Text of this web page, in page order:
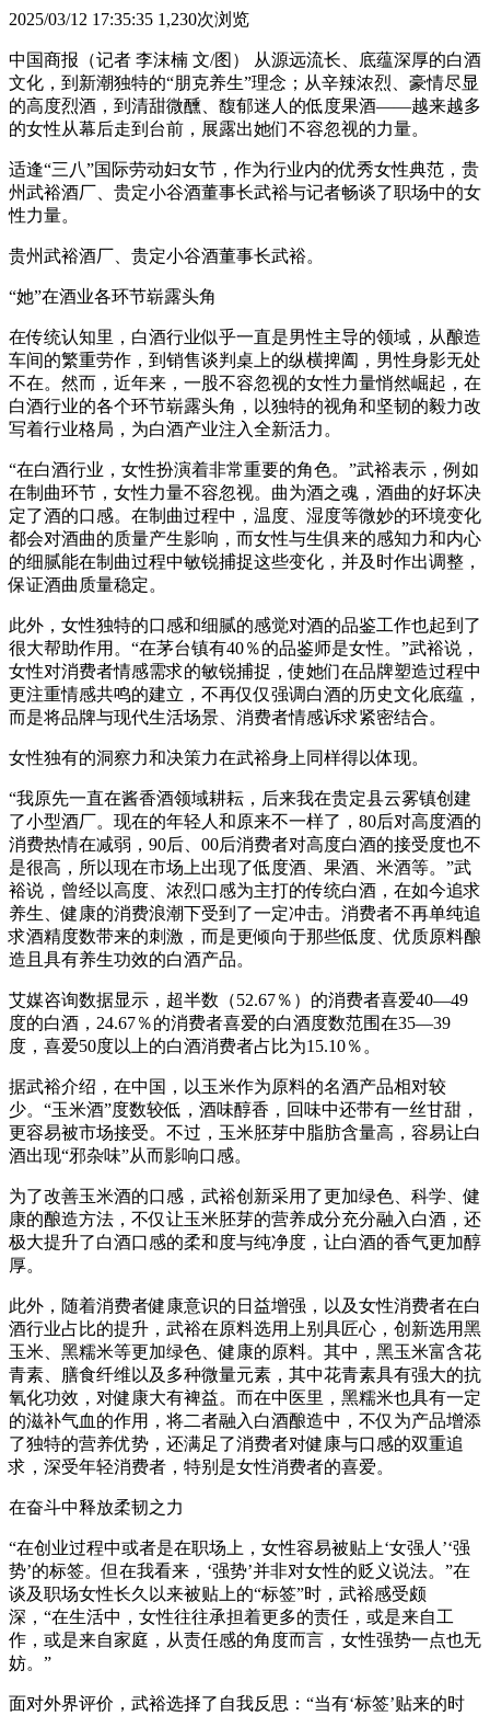
2025/03/12 17:35:35 1,230次浏览
中国商报（记者 李沫楠 文/图） 从源远流长、底蕴深厚的白酒
文化，到新潮独特的“朋克养生”理念；从辛辣浓烈、豪情尽显
的高度烈酒，到清甜微醺、馥郁迷人的低度果酒——越来越多
的女性从幕后走到台前，展露出她们不容忽视的力量。
适逢“三八”国际劳动妇女节，作为行业内的优秀女性典范，贵
州武裕酒厂、贵定小谷酒董事长武裕与记者畅谈了职场中的女
性力量。
贵州武裕酒厂、贵定小谷酒董事长武裕。
“她”在酒业各环节崭露头角
在传统认知里，白酒行业似乎一直是男性主导的领域，从酿造
车间的繁重劳作，到销售谈判桌上的纵横捭阖，男性身影无处
不在。然而，近年来，一股不容忽视的女性力量悄然崛起，在
白酒行业的各个环节崭露头角，以独特的视角和坚韧的毅力改
写着行业格局，为白酒产业注入全新活力。
“在白酒行业，女性扮演着非常重要的角色。”武裕表示，例如
在制曲环节，女性力量不容忽视。曲为酒之魂，酒曲的好坏决
定了酒的口感。在制曲过程中，温度、湿度等微妙的环境变化
都会对酒曲的质量产生影响，而女性与生俱来的感知力和内心
的细腻能在制曲过程中敏锐捕捉这些变化，并及时作出调整，
保证酒曲质量稳定。
此外，女性独特的口感和细腻的感觉对酒的品鉴工作也起到了
很大帮助作用。“在茅台镇有40％的品鉴师是女性。”武裕说，
女性对消费者情感需求的敏锐捕捉，使她们在品牌塑造过程中
更注重情感共鸣的建立，不再仅仅强调白酒的历史文化底蕴，
而是将品牌与现代生活场景、消费者情感诉求紧密结合。
女性独有的洞察力和决策力在武裕身上同样得以体现。
“我原先一直在酱香酒领域耕耘，后来我在贵定县云雾镇创建
了小型酒厂。现在的年轻人和原来不一样了，80后对高度酒的
消费热情在减弱，90后、00后消费者对高度白酒的接受度也不
是很高，所以现在市场上出现了低度酒、果酒、米酒等。”武
裕说，曾经以高度、浓烈口感为主打的传统白酒，在如今追求
养生、健康的消费浪潮下受到了一定冲击。消费者不再单纯追
求酒精度数带来的刺激，而是更倾向于那些低度、优质原料酿
造且具有养生功效的白酒产品。
艾媒咨询数据显示，超半数（52.67％）的消费者喜爱40—49
度的白酒，24.67％的消费者喜爱的白酒度数范围在35—39
度，喜爱50度以上的白酒消费者占比为15.10％。
据武裕介绍，在中国，以玉米作为原料的名酒产品相对较
少。“玉米酒”度数较低，酒味醇香，回味中还带有一丝甘甜，
更容易被市场接受。不过，玉米胚芽中脂肪含量高，容易让白
酒出现“邪杂味”从而影响口感。
为了改善玉米酒的口感，武裕创新采用了更加绿色、科学、健
康的酿造方法，不仅让玉米胚芽的营养成分充分融入白酒，还
极大提升了白酒口感的柔和度与纯净度，让白酒的香气更加醇
厚。
此外，随着消费者健康意识的日益增强，以及女性消费者在白
酒行业占比的提升，武裕在原料选用上别具匠心，创新选用黑
玉米、黑糯米等更加绿色、健康的原料。其中，黑玉米富含花
青素、膳食纤维以及多种微量元素，其中花青素具有强大的抗
氧化功效，对健康大有裨益。而在中医里，黑糯米也具有一定
的滋补气血的作用，将二者融入白酒酿造中，不仅为产品增添
了独特的营养优势，还满足了消费者对健康与口感的双重追
求，深受年轻消费者，特别是女性消费者的喜爱。
在奋斗中释放柔韧之力
“在创业过程中或者是在职场上，女性容易被贴上‘女强人’‘强
势’的标签。但在我看来，‘强势’并非对女性的贬义说法。”在
谈及职场女性长久以来被贴上的“标签”时，武裕感受颇
深，“在生活中，女性往往承担着更多的责任，或是来自工
作，或是来自家庭，从责任感的角度而言，女性强势一点也无
妨。”
面对外界评价，武裕选择了自我反思：“当有‘标签’贴来的时